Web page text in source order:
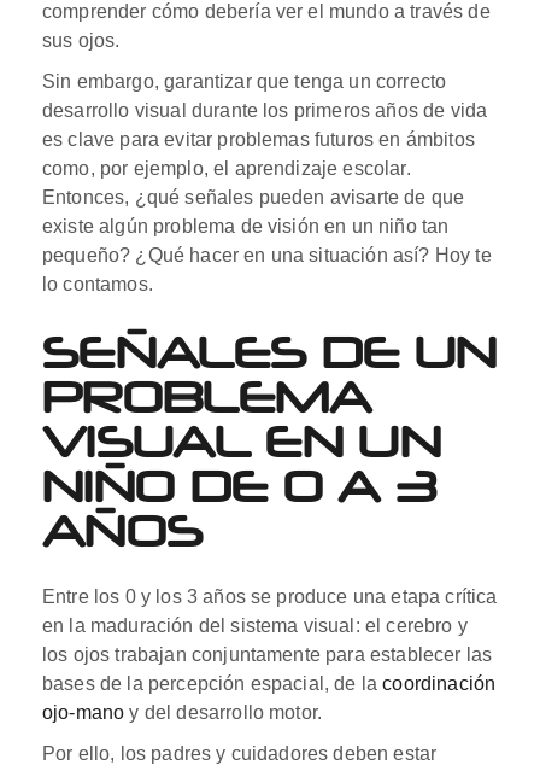
comprender cómo debería ver el mundo a través de
sus ojos.
Sin embargo, garantizar que tenga un correcto
desarrollo visual durante los primeros años de vida
es clave para evitar problemas futuros en ámbitos
como, por ejemplo, el aprendizaje escolar.
Entonces, ¿qué señales pueden avisarte de que
existe algún problema de visión en un niño tan
pequeño? ¿Qué hacer en una situación así? Hoy te
lo contamos.
SEÑALES DE UN
PROBLEMA
VISUAL EN UN
NIÑO DE 0 A 3
AÑOS
Entre los 0 y los 3 años se produce una etapa crítica
en la maduración del sistema visual: el cerebro y
los ojos trabajan conjuntamente para establecer las
bases de la percepción espacial, de lacoordinación
ojo-mano y del desarrollo motor.
Por ello, los padres y cuidadores deben estar